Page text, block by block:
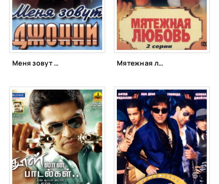
Меня зовут Джонни (1970) Мятежная любовь (1990)